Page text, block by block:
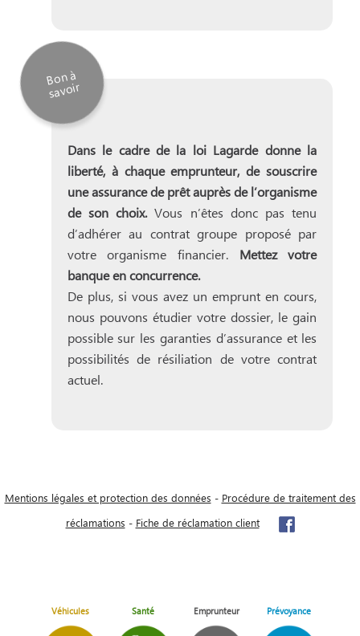
B
on à
sav
oir
Dans le cadre de la loi Lagarde donne la
liberté, à chaque emprunteur, de souscrire
une assurance de prêt auprès de l’organisme
de son choix.Vous n’êtes donc pas tenu
d’adhérer au contrat groupe proposé par
votre organisme financier. Mettez votre
banque en concurrence.
De plus, si vous avez un emprunt en cours,
nous pouvons étudier votre dossier, le gain
possible sur les garanties d’assurance et les
possibilités de résiliation de votre contrat
actuel.
Mentions légales et protection des données - Procédure de traitement des
réclamations - Fiche de réclamation client
Véhicules Santé Emprunteur Prévoyance